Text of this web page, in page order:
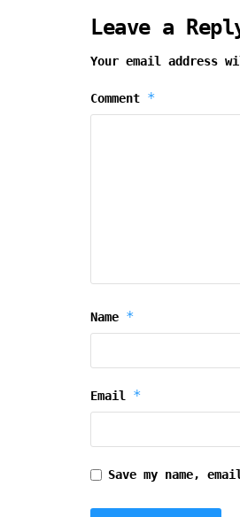
Leave a
Your email address
Comment *
Name *
Email *
Save my name,